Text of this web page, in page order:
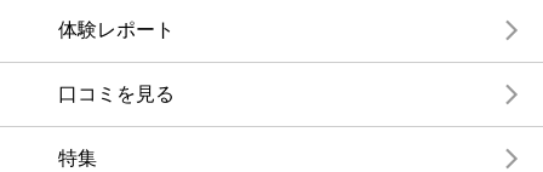
体験レポート
口コミを見る
特集